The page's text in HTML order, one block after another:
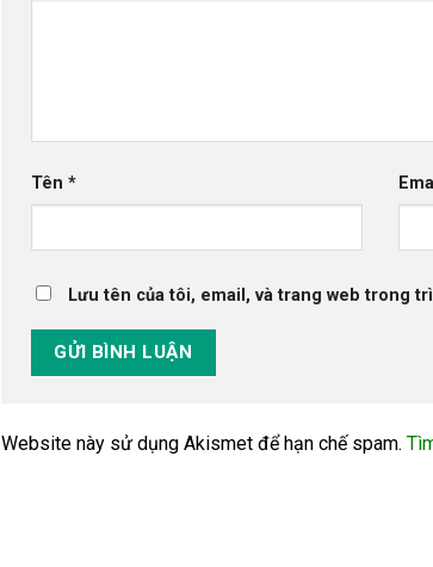
Tên *
Lưu tên của tôi, email, và trang web trong
Website này sử dụng Akismet để hạn chế spam.